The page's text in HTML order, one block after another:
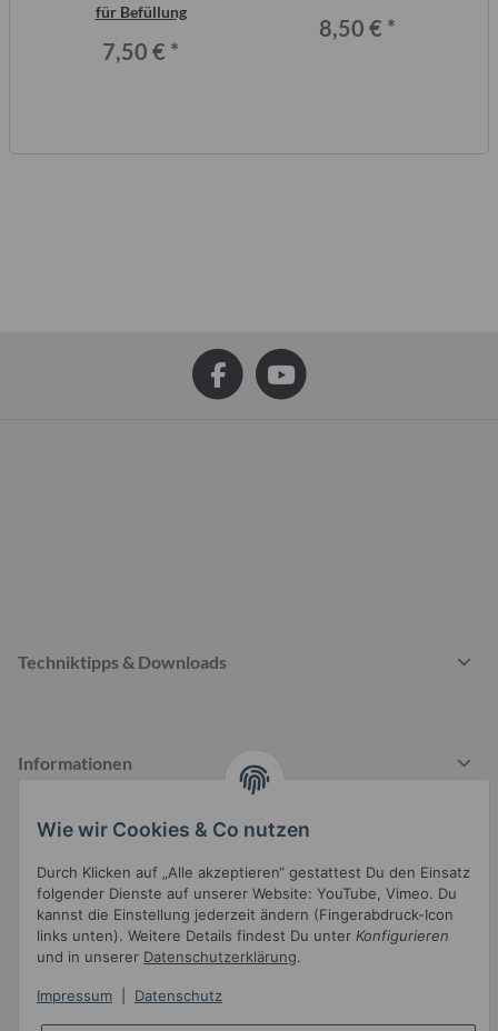
für Befüllung
7,50 € *
8,50 € *
Techniktipps & Downloads
Informationen
Gesetzliche Informationen
Wie wir Cookies & Co nutzen
Durch Klicken auf „Alle akzeptieren“ gestattest Du den Einsatz
folgender Dienste auf unserer Website: YouTube, Vimeo. Du
kannst die Einstellung jederzeit ändern (Fingerabdruck-Icon
links unten). Weitere Details findest Du unter Konfigurieren
und in unserer Datenschutzerklärung.
Impressum Datenschutz